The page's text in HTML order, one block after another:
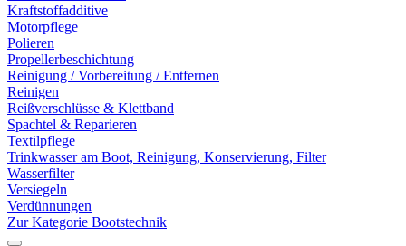
Kraftstoffadditive
Motorpflege
Polieren
Propellerbeschichtung
Reinigung / Vorbereitung / Entfernen
Reinigen
Reißverschlüsse & Klettband
Spachtel & Reparieren
Textilpflege
Trinkwasser am Boot, Reinigung, Konservierung, Filter
Wasserfilter
Versiegeln
Verdünnungen
Zur Kategorie Bootstechnik